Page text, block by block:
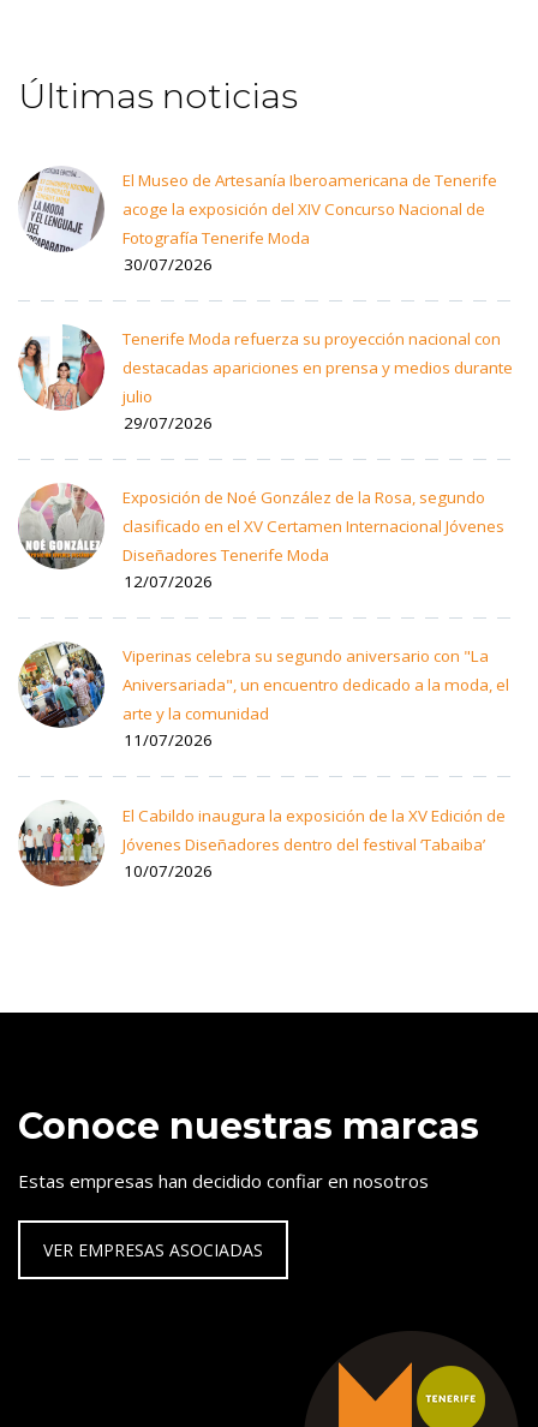
Últimas noticias
El Museo de Artesanía Iberoamericana de Tenerife
acoge la exposición del XIV Concurso Nacional de
Fotografía Tenerife Moda
30/07/2026
Tenerife Moda refuerza su proyección nacional con
destacadas apariciones en prensa y medios durante
julio
29/07/2026
Exposición de Noé González de la Rosa, segundo
clasificado en el XV Certamen Internacional Jóvenes
Diseñadores Tenerife Moda
12/07/2026
Viperinas celebra su segundo aniversario con "La
Aniversariada", un encuentro dedicado a la moda, el
arte y la comunidad
11/07/2026
El Cabildo inaugura la exposición de la XV Edición de
Jóvenes Diseñadores dentro del festival ‘Tabaiba’
10/07/2026
Conoce nuestras marcas
Estas empresas han decidido confiar en nosotros
VER EMPRESAS ASOCIADAS